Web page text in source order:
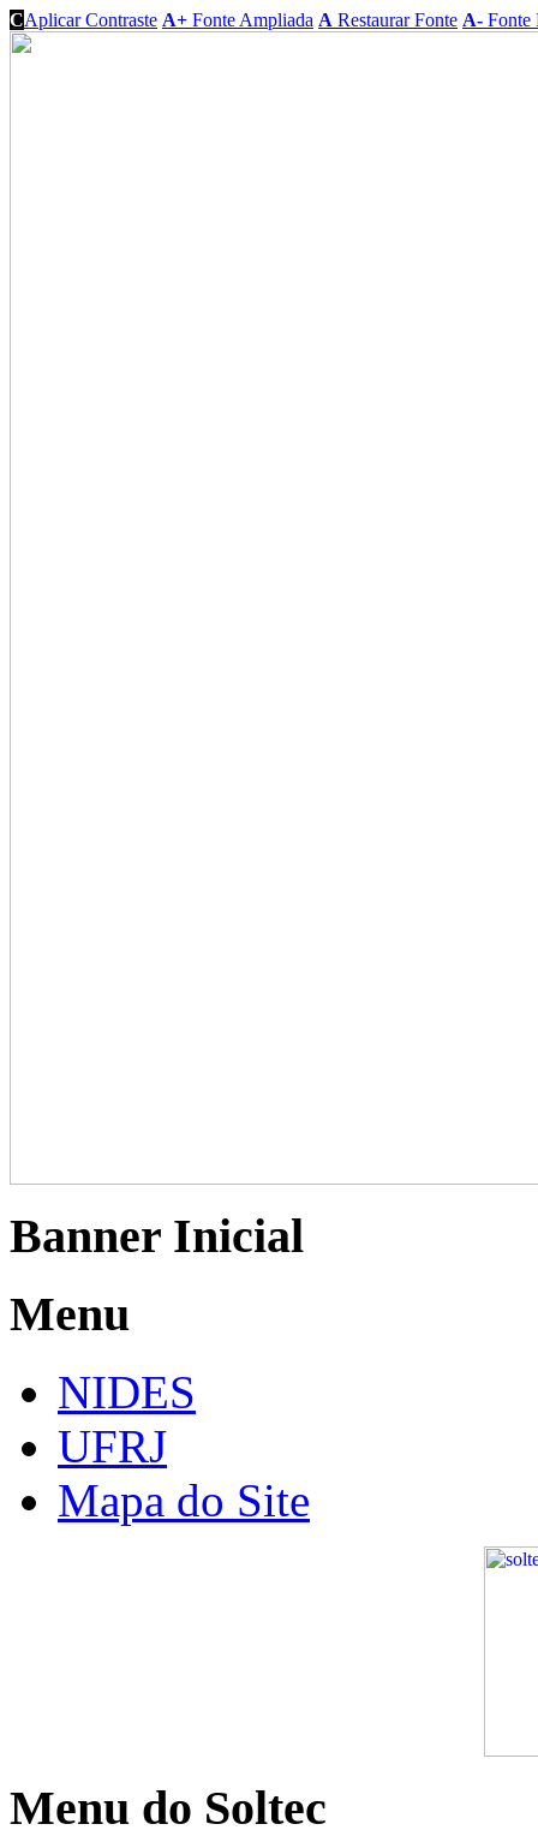
CAplicar Contraste A+ Fonte Ampliada A Restaurar Fonte A- Fonte
Banner Inicial
Menu
NIDES
UFRJ
Mapa do Site
Menu do Soltec